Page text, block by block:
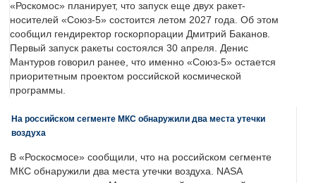
«Роскомос» планирует, что запуск еще двух ракет-
носителей «Союз-5» состоится летом 2027 года. Об этом
сообщил гендиректор госкорпорации Дмитрий Баканов.
Первый запуск ракеты состоялся 30 апреля. Денис
Мантуров говорил ранее, что именно «Союз-5» остается
приоритетным проектом российской космической
программы.
На российском сегменте МКС обнаружили два места утечки
воздуха
В «Роскосмосе» сообщили, что на российском сегменте
МКС обнаружили два места утечки воздуха. NASA